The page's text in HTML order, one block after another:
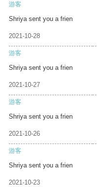
游客
Shriya sent you a frien
2021-10-28
游客
Shriya sent you a frien
2021-10-27
游客
Shriya sent you a frien
2021-10-26
游客
Shriya sent you a frien
2021-10-23